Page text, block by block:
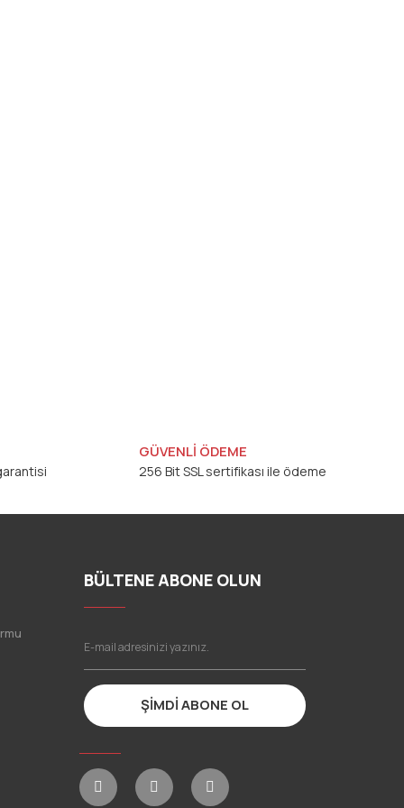
GÜVENLİ ÖDEME
256 Bit SSL sertifikası ile ödeme
BÜLTENE ABONE OLUN
ŞİMDİ ABONE OL